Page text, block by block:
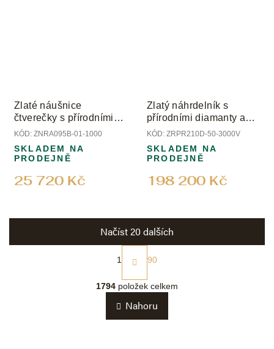
Zlaté náušnice
čtverečky s přírodními
diamanty
KÓD: ZNRA095B-01-1000
25 720 Kč
SKLADEM NA
PRODEJNĚ
Zlatý náhrdelník s
přírodními diamanty a
perlami
KÓD: ZRPR210D-50-3000V
198 200 Kč
SKLADEM NA
PRODEJNĚ
v
l
á
d
Načíst 20 dalších
S
t
á
n
k
1 90
1794 položek celkem
Nahoru